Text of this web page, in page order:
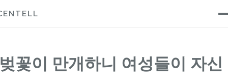
꽃이 만개하니 여성들이 자신